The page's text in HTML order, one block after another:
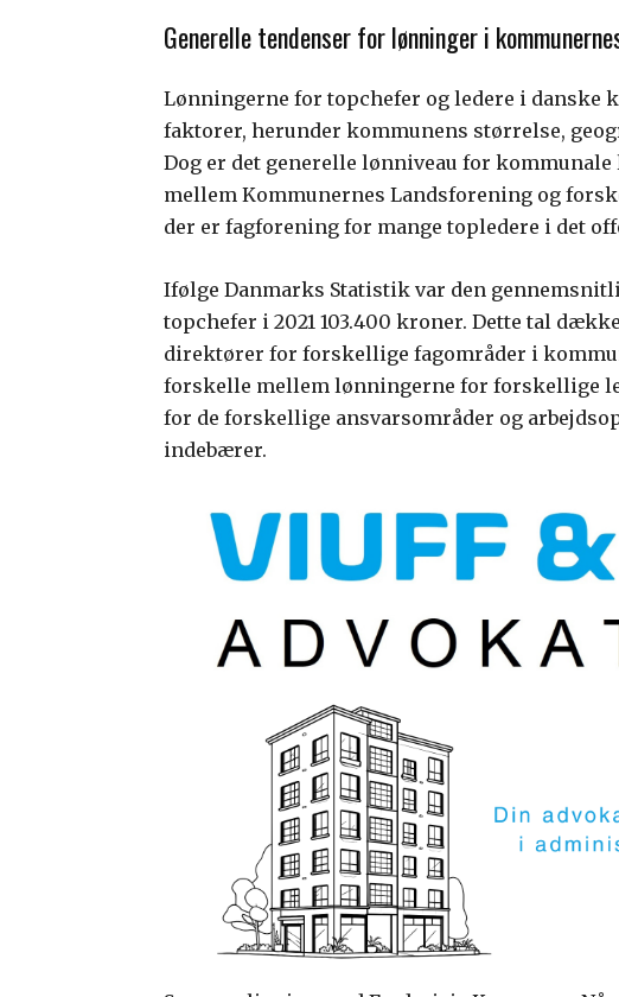
Generelle tendenser for lønninger i
Lønningerne for topchefer og ledere i danske
faktorer, herunder kommunens størrelse,
Dog er det generelle lønniveau for
mellem Kommunernes Landsforening og
der er fagforening for mange topledere i det
Ifølge Danmarks Statistik var den
topchefer i 2021 103.400 kroner. Dette tal
direktører for forskellige fagområder i
forskelle mellem lønningerne for forskellige
for de forskellige ansvarsområder og
indebærer.